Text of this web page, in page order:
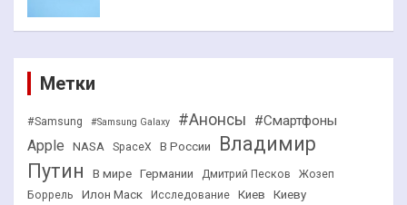
Метки
#Samsung #Samsung Galaxy #Анонсы #Смартфоны
Apple NASA SpaceX В России
Владимир
Путин
В мире Германии Дмитрий Песков
Жозеп
Боррель
Илон Маск Исследование Киев Киеву